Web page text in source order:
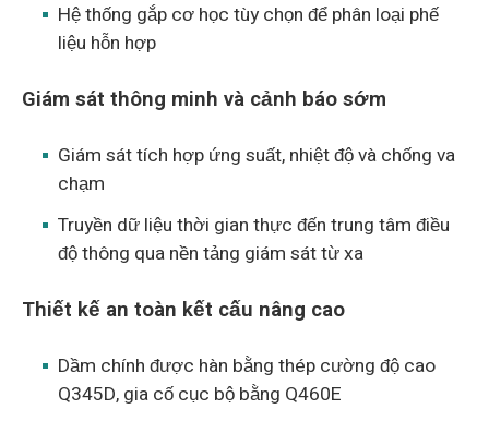
Hệ thống gắp cơ học tùy chọn để phân loại phế
liệu hỗn hợp
Giám sát thông minh và cảnh báo sớm
Giám sát tích hợp ứng suất, nhiệt độ và chống va
chạm
Truyền dữ liệu thời gian thực đến trung tâm điều
độ thông qua nền tảng giám sát từ xa
Thiết kế an toàn kết cấu nâng cao
Dầm chính được hàn bằng thép cường độ cao
Q345D, gia cố cục bộ bằng Q460E